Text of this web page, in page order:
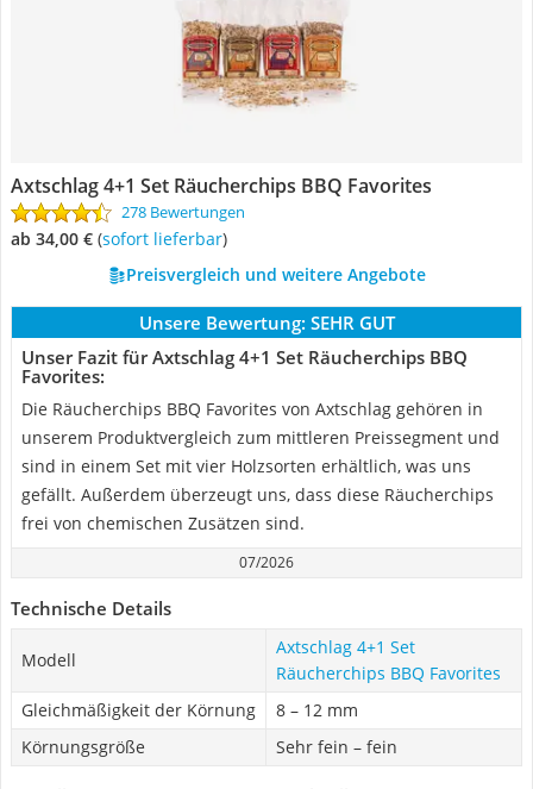
Axtschlag 4+1 Set Räucherchips BBQ Favorites
278 Bewertungen
ab 34,00 € ( Sofort lieferbar)
Preisvergleich und weitere Angebote
Unsere Bewertung: SEHR GUT
Unser Fazit für Axtschlag 4+1 Set Räucherchips BBQ
Favorites:
Die Räucherchips BBQ Favorites von Axtschlag gehören in
unserem Produktvergleich zum mittleren Preissegment und
sind in einem Set mit vier Holzsorten erhältlich, was uns
gefällt. Außerdem überzeugt uns, dass diese Räucherchips
frei von chemischen Zusätzen sind.
07/2026
Technische Details
Modell
Axtschlag 4+1 Set
Räucherchips BBQ Favorites
Gleichmäßigkeit der Körnung
8 – 12 mm
Körnungsgröße
Sehr fein – fein